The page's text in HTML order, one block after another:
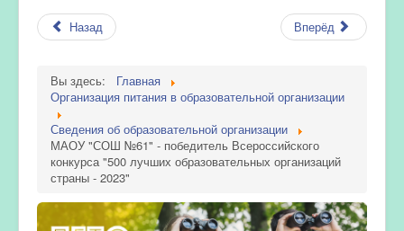
Назад Вперёд
Вы здесь:
Главная
Организация питания в образовательной организации
Сведения об образовательной организации
МАОУ "СОШ №61" - победитель Всероссийского
конкурса "500 лучших образовательных организаций
страны - 2023"